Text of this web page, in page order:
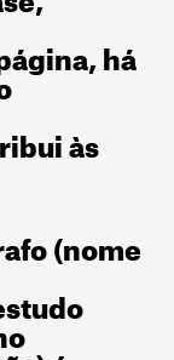
há
às
(nome